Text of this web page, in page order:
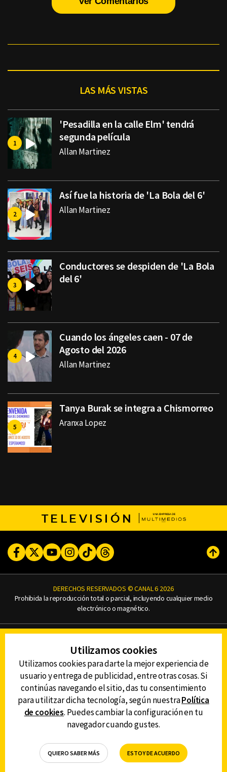
LAS MÁS VISTAS
'Pesadilla en la calle Elm' tendrá
segunda película
Allan Martinez
Así fue la historia de 'La Bola del 6'
Allan Martinez
Conductores se despiden de 'La Bola
del 6'
Cuando los ángeles caen - 07 de
Agosto del 2026
Allan Martinez
Tanya Burak se integra a Chismorreo
Aranxa Lopez
TELEVISIÓN
FacebookTwitterYoutubeInstagram
TikTokThreads
DERECHOS RESERVADOS © CANAL 6 2026
Prohibida la reproducción total o parcial, incluyendo cualquier medio
electrónico o magnético.
AVISO DE PRIVACIDAD
AVISO LEGAL
DEFENSORÍA DE LAS AUDIENCIAS
DESCARGA LA APP DE CANAL 6
Utilizamos cookies
Utilizamos cookies para darte la mejor experiencia de
usuario y entrega de publicidad, entre otras cosas. Si
continúas navegando el sitio, das tu consentimiento
para utilitzar dicha tecnología, según nuestraPolítica
de cookies. Puedes cambiar la configuración en tu
navegador cuando gustes.
QUIERO SABER MÁS ESTOY DE ACUERDO